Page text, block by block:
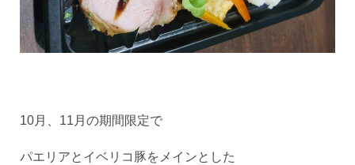
10月、11月の期間限定で
パエリアとイベリコ豚をメインとした